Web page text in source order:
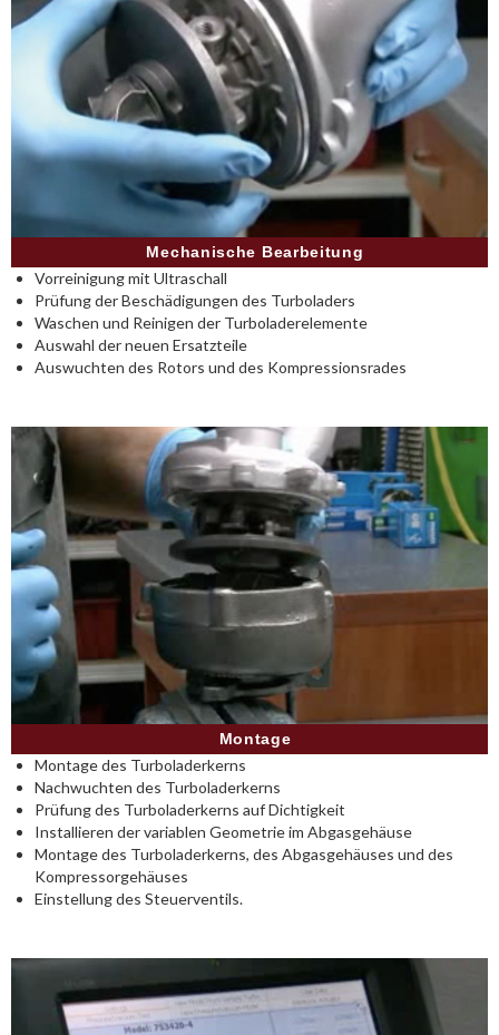
Mechanische Bearbeitung
Vorreinigung mit Ultraschall
Prüfung der Beschädigungen des Turboladers
Waschen und Reinigen der Turboladerelemente
Auswahl der neuen Ersatzteile
Auswuchten des Rotors und des Kompressionsrades
Montage
Montage des Turboladerkerns
Nachwuchten des Turboladerkerns
Prüfung des Turboladerkerns auf Dichtigkeit
Installieren der variablen Geometrie im Abgasgehäuse
Montage des Turboladerkerns, des Abgasgehäuses und des
Kompressorgehäuses
Einstellung des Steuerventils.